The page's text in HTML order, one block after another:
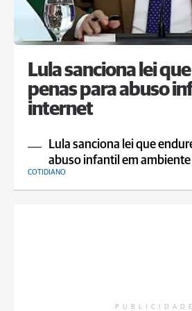
Lula sanciona lei
penas para abuso
internet
Lula sanciona lei que
abuso infantil em ambiente
COTIDIANO
PUBLICIDADE